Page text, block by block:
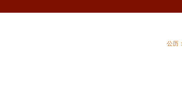
公历